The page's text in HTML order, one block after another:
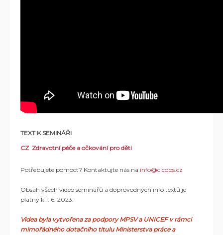
TEXT K SEMINÁŘI
CZ Zdravotní péče a očkování pro děti
Potřebujete pomoct? Kontaktujte nás na info@cicops.cz
Obsah všech video seminářů a doprovodných info textů je
platný k 1. 6. 2023.
Videa byla vytvořena za podpory MPSV a UNICEF v rámci
mimořádného dotačního titulu Ministerstva práce a